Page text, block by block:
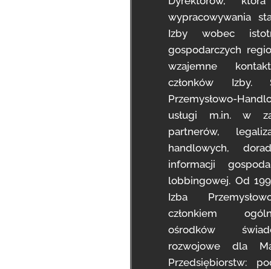
wypracowywania
Izby wobec
gospodarczych
wzajemne
członków Izby.
Przemysłowo-
usługi m.in. w
partnerów,
handlowych,
informacji
lobbingowej. Od
Izba
członkiem
ośrodków
rozwojowe dla
Przedsiębiorstw: